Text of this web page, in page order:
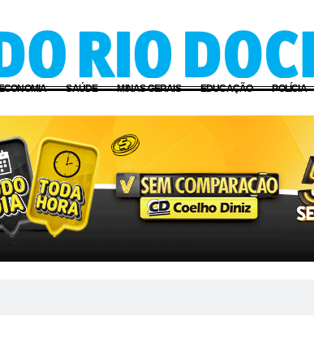
SAÚDE MINAS GERAIS EDUCAÇÃO POLÍCIA